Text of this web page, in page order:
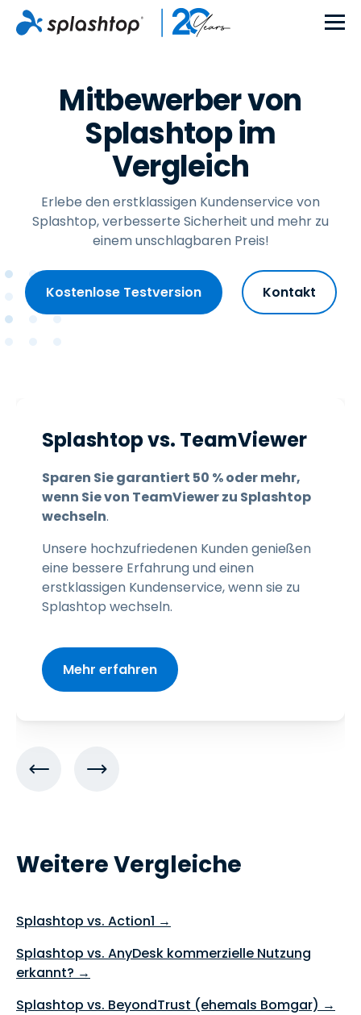
Mitbewerber von
Splashtop im
Vergleich
Erlebe den erstklassigen Kundenservice von
Splashtop, verbesserte Sicherheit und mehr zu
einem unschlagbaren Preis!
Kostenlose Testversion Kontakt
Splashtop vs. TeamViewer
Sparen Sie garantiert 50 % oder mehr,
wenn Sie von TeamViewer zu Splashtop
wechseln.
Unsere hochzufriedenen Kunden genießen
eine bessere Erfahrung und einen
erstklassigen Kundenservice, wenn sie zu
Splashtop wechseln.
Mehr erfahren
Weitere Vergleiche
Splashtop vs. Action1 →
Splashtop vs. AnyDesk kommerzielle Nutzung
erkannt? →
Splashtop vs. BeyondTrust (ehemals Bomgar) →